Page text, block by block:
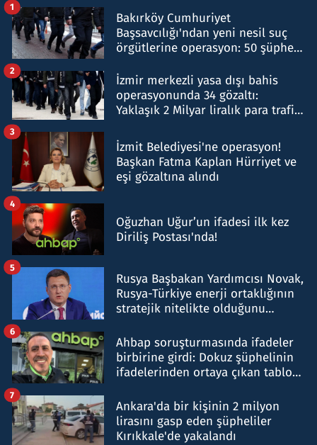
Bakırköy Cumhuriyet
Başsavcılığı'ndan yeni nesil suç
örgütlerine operasyon: 50 şüpheli
1
İzmir merkezli yasa dışı bahis
operasyonunda 34 gözaltı:
Yaklaşık 2 Milyar liralık para trafiği
2
İzmit Belediyesi'ne operasyon!
Başkan Fatma Kaplan Hürriyet ve
eşi gözaltına alındı
3
Oğuzhan Uğur’un ifadesi ilk kez
Diriliş Postası'nda!
4
Rusya Başbakan Yardımcısı Novak,
Rusya-Türkiye enerji ortaklığının
stratejik nitelikte olduğunu
5
Ahbap soruşturmasında ifadeler
birbirine girdi: Dokuz şüphelinin
ifadelerinden ortaya çıkan tablo
6
Ankara'da bir kişinin 2 milyon
lirasını gasp eden şüpheliler
Kırıkkale'de yakalandı
7